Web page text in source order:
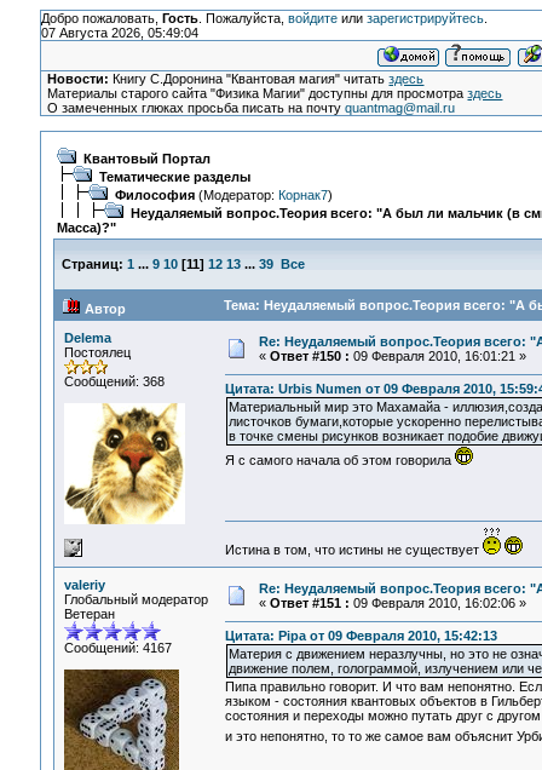
Добро пожаловать, Гость. Пожалуйста, войдитеили зарегистрируйтесь.
07 Августа 2026, 05:49:04
Новости: Книгу С.Доронина "Квантовая магия" читатьздесь
Материалы старого сайта "Физика Магии" доступны для просмотраздесь
О замеченных глюках просьба писать на почтуquantmag@mail.ru
Квантовый Портал
Тематические разделы
Философия(Модератор: Корнак7)
Неудаляемый вопрос.Теория всего: "А был ли мальчик (в
Масса)?"
Страниц: 1 ... 9 10[11] 12 13 ... 39 Все
Автор Тема: Неудаляемый вопрос.Теория всего: "А
Delema
Постоялец
Сообщений: 368
Re: Неудаляемый вопрос.Теория всего:
« Ответ #150 : 09 Февраля 2010, 16:01:21 »
Цитата: Urbis Numen от 09 Февраля 2010,
Материальный мир это Махамайа -
листочков бумаги,которые ускоренно
в точке смены рисунков возникает подобие
Я с самого начала об этом говорила
Истина в том, что истины не существует
valeriy
Глобальный модератор
Ветеран
Сообщений: 4167
Re: Неудаляемый вопрос.Теория всего:
« Ответ #151 : 09 Февраля 2010, 16:02:06 »
Цитата: Pipa от 09 Февраля 2010, 15:42:13
Материя с движением неразлучны, но это не
движение полем, голограммой, излучением или
Пипа правильно говорит. И что вам непонятно.
языком - состояния квантовых объектов в
состояния и переходы можно путать друг с
и это непонятно, то то же самое вам объяснит